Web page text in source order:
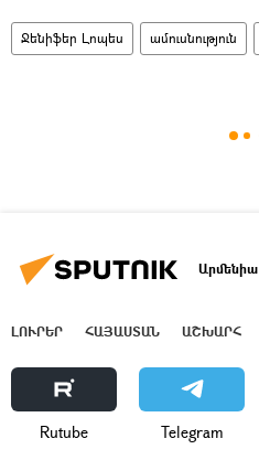
Ջենիֆեր Լոպես ամուսնություն
Արմենիա
ԼՈՒՐԵՐ ՀԱՅԱՍՏԱՆ ԱՇԽԱՐՀ
Rutube Telegram